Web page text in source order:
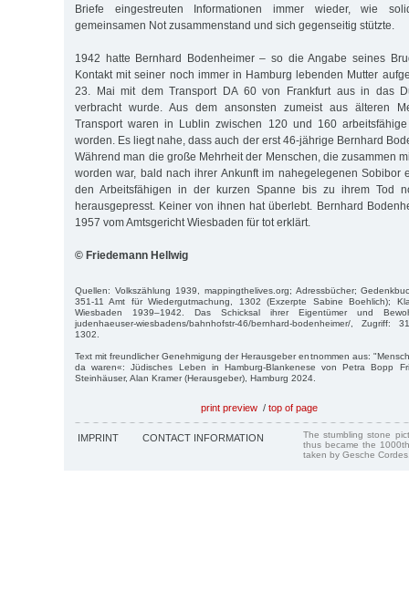
Briefe eingestreuten Informationen immer wieder, wie
gemeinsamen Not zusammenstand und sich gegenseitig stützte.
1942 hatte Bernhard Bodenheimer – so die Angabe seines
Kontakt mit seiner noch immer in Hamburg lebenden Mutter
23. Mai mit dem Transport DA 60 von Frankfurt aus in das
verbracht wurde. Aus dem ansonsten zumeist aus älteren
Transport waren in Lublin zwischen 120 und 160
worden. Es liegt nahe, dass auch der erst 46-jährige Bernhard
Während man die große Mehrheit der Menschen, die zusammen
worden war, bald nach ihrer Ankunft im nahegelegenen Sobibor
den Arbeitsfähigen in der kurzen Spanne bis zu ihrem Tod
herausgepresst. Keiner von ihnen hat überlebt. Bernhard
1957 vom Amtsgericht Wiesbaden für tot erklärt.
© Friedemann Hellwig
Quellen: Volkszählung 1939, mappingthelives.org; Adressbücher;
351-11 Amt für Wiedergutmachung, 1302 (Exzerpte Sabine Boehlich);
Wiesbaden 1939–1942. Das Schicksal ihrer Eigentümer und
judenhaeuser-wiesbadens/bahnhofstr-46/bernhard-bodenheimer/, Zugriff:
1302.
Text mit freundlicher Genehmigung der Herausgeber entnommen aus:
da waren«: Jüdisches Leben in Hamburg-Blankenese von Petra Bopp
Steinhäuser, Alan Kramer (Herausgeber), Hamburg 2024.
print preview / top of page
IMPRINT CONTACT INFORMATION
The stumbling stone
thus became the
taken by Gesche